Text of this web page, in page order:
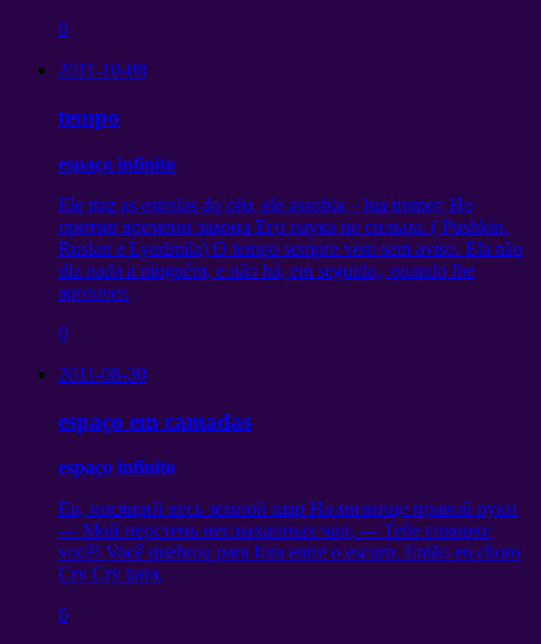
0
2011-10-08
tempo
espaço infinito
Ele traz as estrelas do céu, ele assobia – lua tremer; Но
против времени закона Его наука не сильна. ( Pushkin.
Ruslan e Lyudmila) O tempo sempre vem sem aviso. Ela não
diz nada a ninguém, e não há, em seguida,, quando lhe
aprouver.
0
2011-08-30
espaço em camadas
espaço infinito
Eu, носящий весь земной шар На мизинце правой руки
— Мой перстень неслыханных чар, — Тебе говорю:
você! Você quebrou para fora entre o escuro. Então eu choro
Cry Cry para,
6